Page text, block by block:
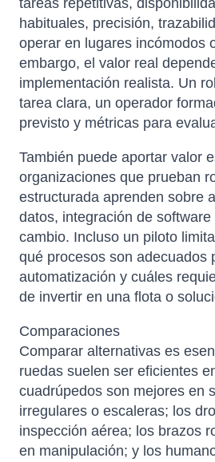
tareas repetitivas,
habituales, precisión,
operar en lugares incómodos
embargo, el valor real
implementación realista. Un
tarea clara, un operador
previsto y métricas para
También puede aportar valor
organizaciones que prueban
estructurada aprenden sobre
datos, integración de software
cambio. Incluso un piloto
qué procesos son adecuados
automatización y cuáles
de invertir en una flota o
Comparaciones
Comparar alternativas es
ruedas suelen ser eficientes
cuadrúpedos son mejores en
irregulares o escaleras; los
inspección aérea; los brazos
en manipulación; y los